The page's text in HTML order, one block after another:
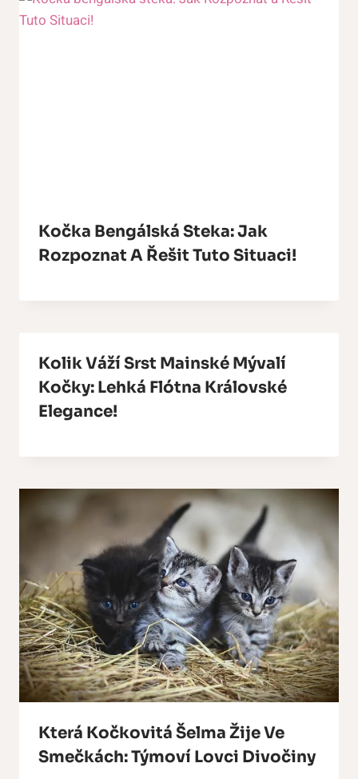
Kočka Bengálská Steka: Jak
Rozpoznat A Řešit Tuto Situaci!
Kolik Váží Srst Mainské Mývalí
Kočky: Lehká Flótna Královské
Elegance!
Která Kočkovitá Šelma Žije Ve
Smečkách: Týmoví Lovci Divočiny